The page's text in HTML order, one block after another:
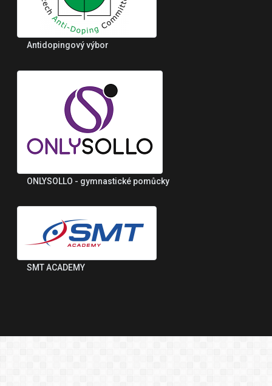
Antidopingový výbor
ONLYSOLLO - gymnastické pomůcky
SMT ACADEMY